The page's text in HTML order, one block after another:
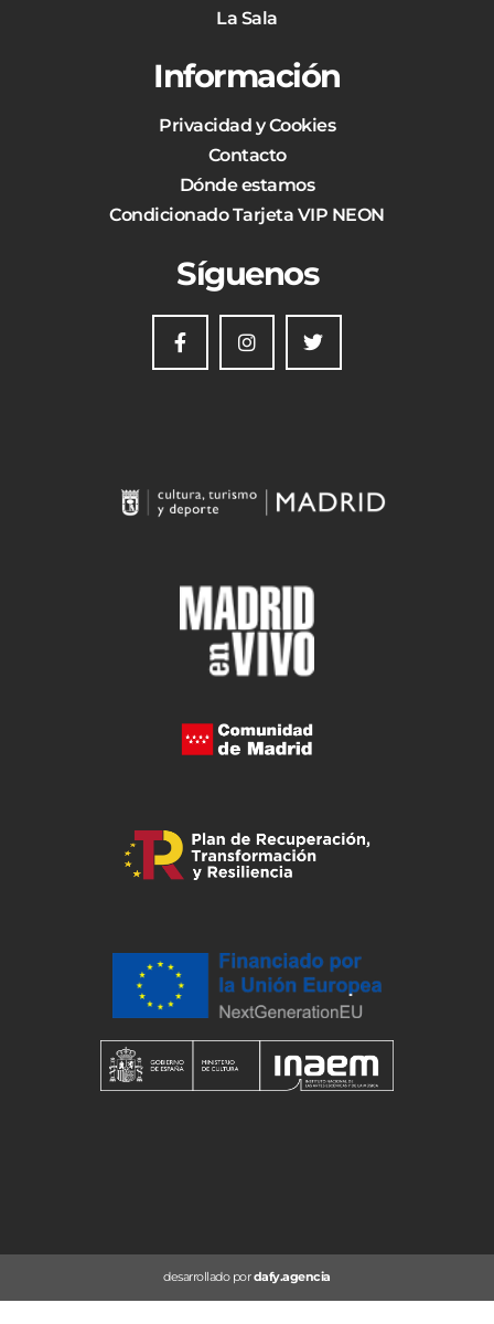
La Sala
Información
Privacidad y Cookies
Contacto
Dónde estamos
Condicionado Tarjeta VIP NEON
Síguenos
desarrollado pordafy.agencia